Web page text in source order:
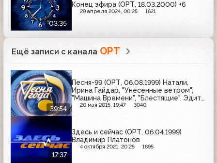
03:35
Конец эфира (ОРТ, 18.03.2000) +6
29 апреля 2024, 00:25 1621
Ещё записи с канала ОРТ
39:54
Песня-99 (ОРТ, 06.08.1999) Натали,
Ирина Гайдар, "Унесенные ветром",
"Машина Времени", "Блестящие", Эдита
Пьеха
20 мая 2015, 19:47 3040
17:37
Здесь и сейчас (ОРТ, 06.04.1999)
Владимир Платонов
4 октября 2021, 20:25 1895